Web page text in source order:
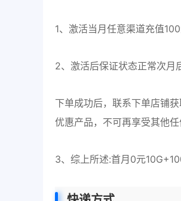
1、激活当月任意渠道充值
2、激活后保证状态正常次
下单成功后，联系下单店铺
优惠产品，不可再享受其他
3、综上所述:首月0元